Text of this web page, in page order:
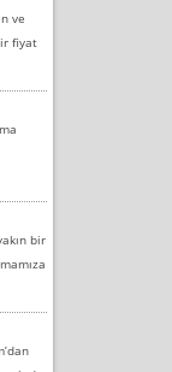
ve
fiyat
bir